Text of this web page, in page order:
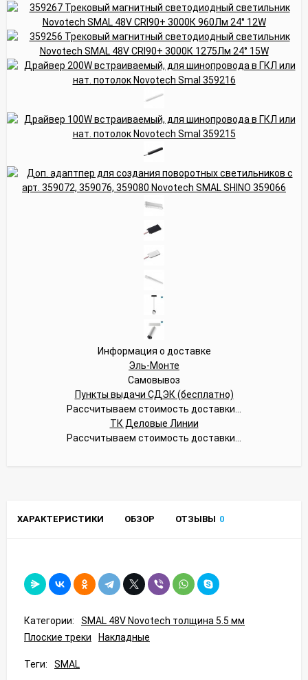
Информация о доставке
Эль-Монте
Самовывоз
Пункты выдачи СДЭК (бесплатно)
Рассчитываем стоимость доставки...
ТК Деловые Линии
Рассчитываем стоимость доставки...
ХАРАКТЕРИСТИКИ ОБЗОР ОТЗЫВЫ 0
Категории:
SMAL 48V Novotech толщина 5.5 мм
Плоские треки
Накладные
Теги: SMAL